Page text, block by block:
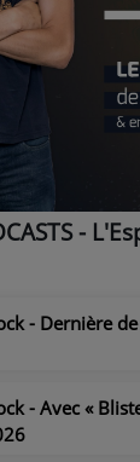
PASSÉES
PRO
ET À
-
- Dernière
- Avec «